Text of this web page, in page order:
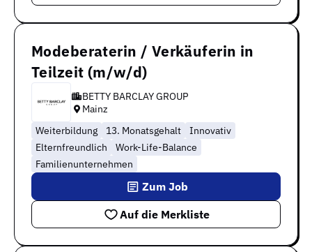
Modeberaterin / Verkäuferin in
Teilzeit (m/w/d)
BETTY BARCLAY GROUP
Mainz
Weiterbildung
13. Monatsgehalt
Innovativ
Elternfreundlich
Work-Life-Balance
Familienunternehmen
Auf die Merkliste
Zum Job